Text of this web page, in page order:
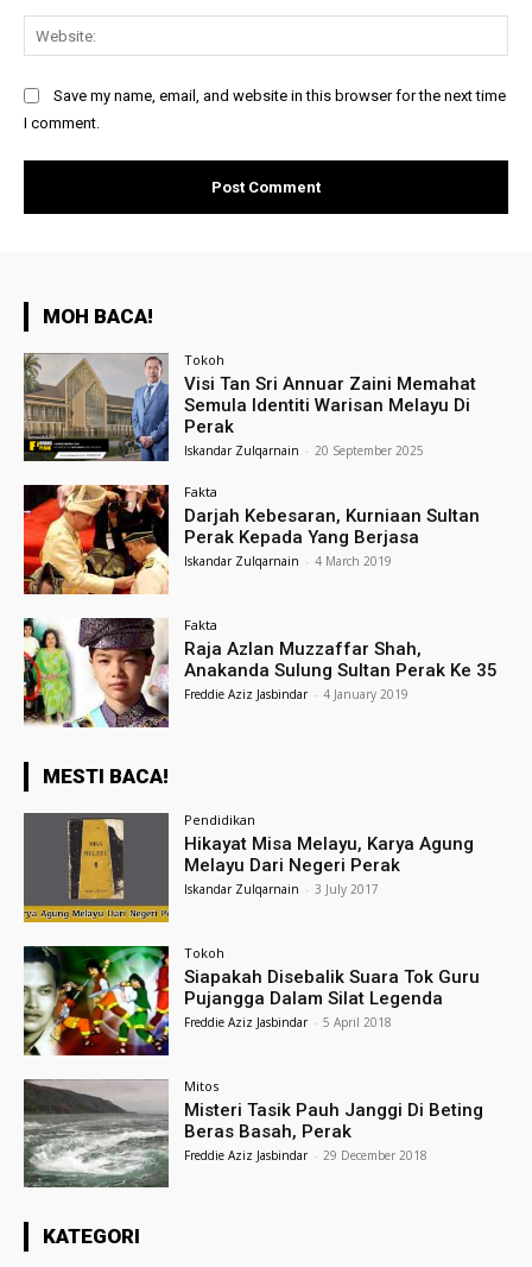
Save my name, email, and website in this browser for the next time
I comment.
MOH BACA!
Tokoh
Visi Tan Sri Annuar Zaini Memahat
Semula Identiti Warisan Melayu Di
Perak
Iskandar Zulqarnain - 20 September 2025
Fakta
Darjah Kebesaran, Kurniaan Sultan
Perak Kepada Yang Berjasa
Iskandar Zulqarnain - 4 March 2019
Fakta
Raja Azlan Muzzaffar Shah,
Anakanda Sulung Sultan Perak Ke 35
Freddie Aziz Jasbindar - 4 January 2019
MESTI BACA!
Pendidikan
Hikayat Misa Melayu, Karya Agung
Melayu Dari Negeri Perak
Iskandar Zulqarnain - 3 July 2017
Tokoh
Siapakah Disebalik Suara Tok Guru
Pujangga Dalam Silat Legenda
Freddie Aziz Jasbindar - 5 April 2018
Mitos
Misteri Tasik Pauh Janggi Di Beting
Beras Basah, Perak
Freddie Aziz Jasbindar - 29 December 2018
KATEGORI